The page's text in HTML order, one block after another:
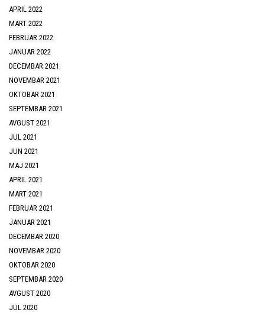
APRIL 2022
MART 2022
FEBRUAR 2022
JANUAR 2022
DECEMBAR 2021
NOVEMBAR 2021
OKTOBAR 2021
SEPTEMBAR 2021
AVGUST 2021
JUL 2021
JUN 2021
MAJ 2021
APRIL 2021
MART 2021
FEBRUAR 2021
JANUAR 2021
DECEMBAR 2020
NOVEMBAR 2020
OKTOBAR 2020
SEPTEMBAR 2020
AVGUST 2020
JUL 2020